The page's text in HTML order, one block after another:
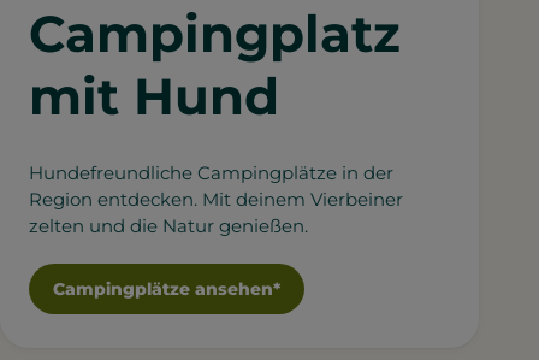
Campingplatz
mit Hund
Hundefreundliche Campingplätze in der
Region entdecken. Mit deinem Vierbeiner
zelten und die Natur genießen.
Campingplätze ansehen*